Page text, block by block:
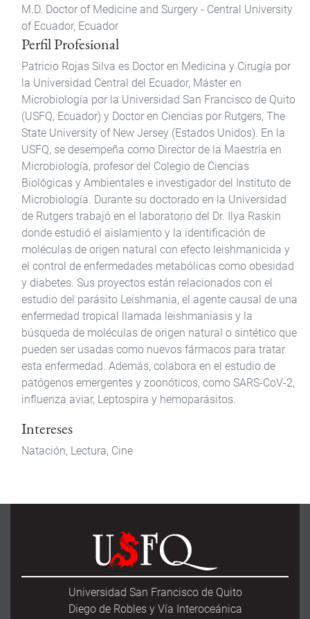
M.D. Doctor of Medicine and Surgery - Central University
of Ecuador, Ecuador
Perfil Profesional
Patricio Rojas Silva es Doctor en Medicina y Cirugía por
la Universidad Central del Ecuador, Máster en
Microbiología por la Universidad San Francisco de Quito
(USFQ, Ecuador) y Doctor en Ciencias por Rutgers, The
State University of New Jersey (Estados Unidos). En la
USFQ, se desempeña como Director de la Maestría en
Microbiología, profesor del Colegio de Ciencias
Biológicas y Ambientales e investigador del Instituto de
Microbiología. Durante su doctorado en la Universidad
de Rutgers trabajó en el laboratorio del Dr. Ilya Raskin
donde estudió el aislamiento y la identificación de
moléculas de origen natural con efecto leishmanicida y
el control de enfermedades metabólicas como obesidad
y diabetes. Sus proyectos están relacionados con el
estudio del parásito Leishmania, el agente causal de una
enfermedad tropical llamada leishmaniasis y la
búsqueda de moléculas de origen natural o sintético que
pueden ser usadas como nuevos fármacos para tratar
esta enfermedad. Además, colabora en el estudio de
patógenos emergentes y zoonóticos, como SARS-CoV-2,
influenza aviar, Leptospira y hemoparásitos.
Intereses
Natación, Lectura, Cine
Universidad San Francisco de Quito
Diego de Robles y Vía Interoceánica